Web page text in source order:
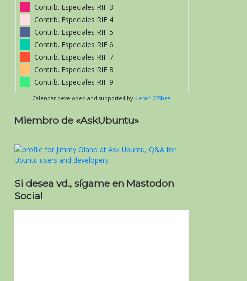
Contrib. Especiales RIF 3
Contrib. Especiales RIF 4
Contrib. Especiales RIF 5
Contrib. Especiales RIF 6
Contrib. Especiales RIF 7
Contrib. Especiales RIF 8
Contrib. Especiales RIF 9
Calendar developed and supported by Kieran O'Shea
Miembro de «AskUbuntu»
Si desea vd., sígame en Mastodon
Social